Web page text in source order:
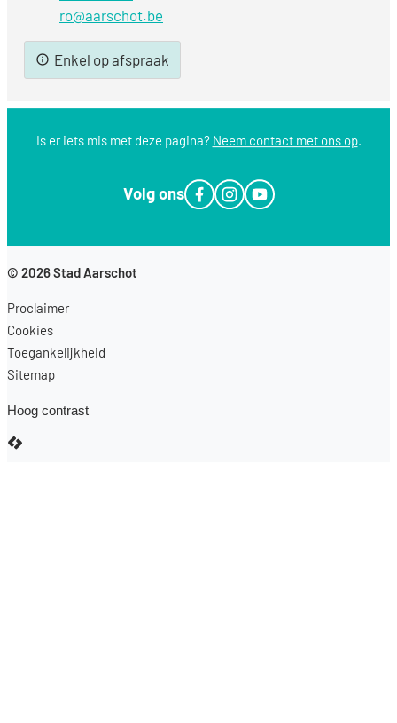
E-mailro@aarschot.be
Enkel op afspraak
Is er iets mis met deze pagina? Neem contact met ons op.
Volg ons
Facebook
Instagram
YouTube
© 2026Stad Aarschot
Proclaimer
Cookies
Toegankelijkheid
Sitemap
Hoog contrast
LCP nv 2026 ©